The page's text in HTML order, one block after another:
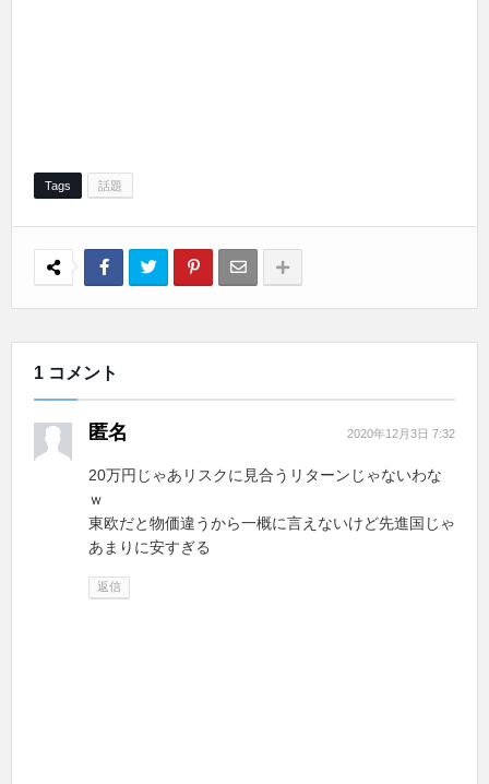
Tags 話題
1 コメント
匿名 2020年12月3日 7:32
20万円じゃあリスクに見合うリターンじゃないわな
ｗ
東欧だと物価違うから一概に言えないけど先進国じゃ
あまりに安すぎる
返信